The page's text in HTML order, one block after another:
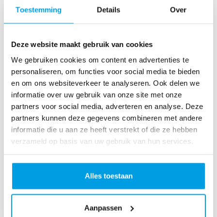
Toestemming Details Over
Deze website maakt gebruik van cookies
We gebruiken cookies om content en advertenties te
personaliseren, om functies voor social media te bieden
en om ons websiteverkeer te analyseren. Ook delen we
informatie over uw gebruik van onze site met onze
partners voor social media, adverteren en analyse. Deze
partners kunnen deze gegevens combineren met andere
informatie die u aan ze heeft verstrekt of die ze hebben
verzameld op basis van uw gebruik van hun services.
Alles toestaan
Aanpassen
as
R
u
n
L
o
ve
Li
fe
R
n
S
n
fo